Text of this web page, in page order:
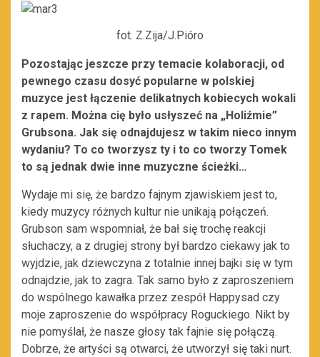
fot. Z.Zija/J.Pióro
Pozostając jeszcze przy temacie kolaboracji, od
pewnego czasu dosyć popularne w polskiej
muzyce jest łączenie delikatnych kobiecych wokali
z rapem. Można cię było usłyszeć na „Holiźmie”
Grubsona. Jak się odnajdujesz w takim nieco innym
wydaniu? To co tworzysz ty i to co tworzy Tomek
to są jednak dwie inne muzyczne ścieżki…
Wydaje mi się, że bardzo fajnym zjawiskiem jest to,
kiedy muzycy różnych kultur nie unikają połączeń.
Grubson sam wspomniał, że bał się trochę reakcji
słuchaczy, a z drugiej strony był bardzo ciekawy jak to
wyjdzie, jak dziewczyna z totalnie innej bajki się w tym
odnajdzie, jak to zagra. Tak samo było z zaproszeniem
do wspólnego kawałka przez zespół Happysad czy
moje zaproszenie do współpracy Roguckiego. Nikt by
nie pomyślał, że nasze głosy tak fajnie się połączą.
Dobrze, że artyści są otwarci, że utworzył się taki nurt.